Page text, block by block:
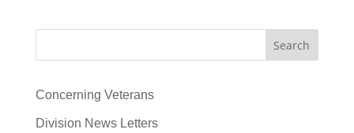
Search
Concerning Veterans
Division News Letters